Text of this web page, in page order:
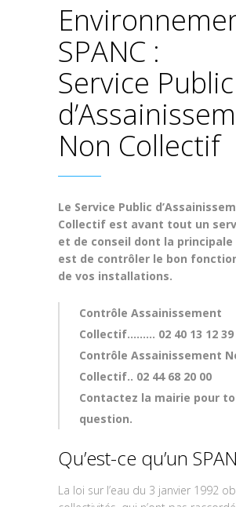
SPANC :
Service Public
Non Collectif
Le Service Public
Collectif est avant tout un
et de conseil dont la principale
est de contrôler le bon
de vos installations.
Contrôle Assainissement
Collectif……… 02 40 13 12 39
Contrôle Assainissement
Collectif.. 02 44 68 20 00
Contactez la mairie pour
question.
Qu’est-ce qu’un
La loi sur l’eau du 3 janvier 1992